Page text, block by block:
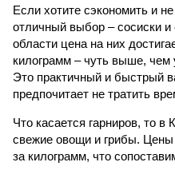
Если хотите сэкономить и
отличный выбор – сосиски
области цена на них
килограмм – чуть выше, чем
Это практичный и быстрый
предпочитает не тратить
Что касается гарниров, то в
свежие овощи и грибы. Цены
за килограмм, что